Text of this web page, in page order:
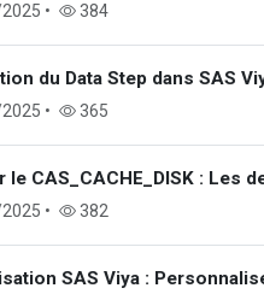
• 384
du Data Step dans SAS
• 365
le CAS_CACHE_DISK : Les
• 382
SAS Viya :